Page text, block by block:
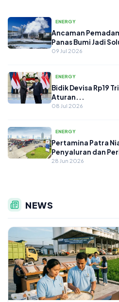
ENERGY
Ancaman
Panas Bumi Jadi
09 Jul 2026
ENERGY
Bidik Devisa Rp19
Aturan...
08 Jul 2026
ENERGY
Pertamina Patra
Penyaluran dan
28 Jun 2026
NEWS